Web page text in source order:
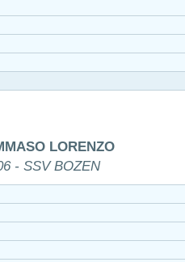
LORENZO
- SSV BOZEN